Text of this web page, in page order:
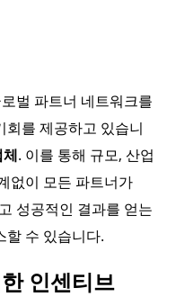
벌 파트너 네트워크를
회를 제공하고 있습니
. 이를 통해 규모, 산업
없이 모든 파트너가
성공적인 결과를 얻는
할 수 있습니다.
인센티브